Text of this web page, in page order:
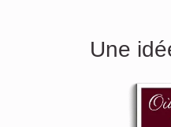
Une